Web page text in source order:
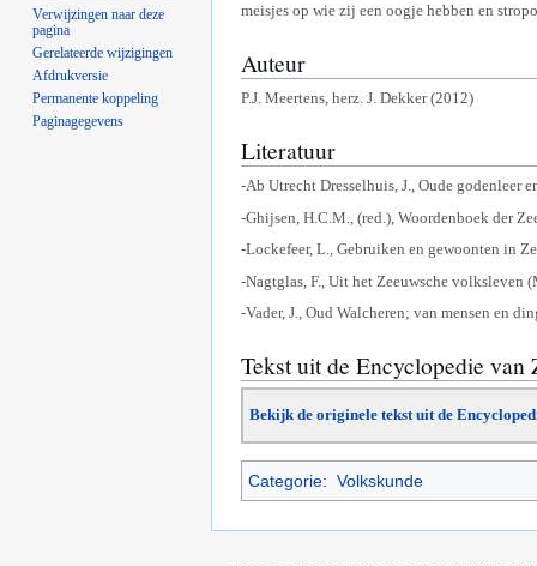
meisjes op wie zij een oogje hebben en
Auteur
P.J. Meertens, herz. J. Dekker (2012)
Literatuur
-Ab Utrecht Dresselhuis, J., Oude godenleer
-Ghijsen, H.C.M., (red.), Woordenboek der
-Lockefeer, L., Gebruiken en gewoonten in
-Nagtglas, F., Uit het Zeeuwsche volksleven
-Vader, J., Oud Walcheren; van mensen en
Tekst uit de Encyclopedie van
Bekijk de originele tekst uit de
Categorie: Volkskunde
Verwijzingen naar deze
pagina
Gerelateerde wijzigingen
Afdrukversie
Permanente koppeling
Paginagegevens